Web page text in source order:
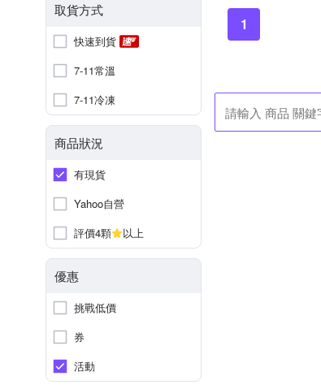
取貨方式
快速到貨
7-11常溫
7-11冷凍
商品狀況
有現貨
Yahoo自營
評價4顆
以上
優惠
挑戰低價
券
活動
1